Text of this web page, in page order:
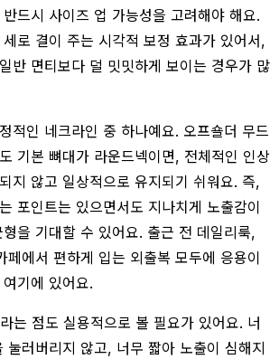
드시 사이즈 업 가능성을 고려해야 해요.
로 결이 주는 시각적 보정 효과가 있어서,
반 면티보다 덜 밋밋하게 보이는 경우가 많
적인 네크라인 중 하나예요. 오프숄더 무드
기본 뼈대가 라운드넥이면, 전체적인 인상
지 않고 일상적으로 유지되기 쉬워요. 즉,
포인트는 있으면서도 지나치게 노출감이
을 기대할 수 있어요. 출근 전 데일리룩,
페에서 편하게 입는 외출복 모두에 응용이
기에 있어요.
는 점도 실용적으로 볼 필요가 있어요. 너
눌러버리지 않고, 너무 짧아 노출이 심해지